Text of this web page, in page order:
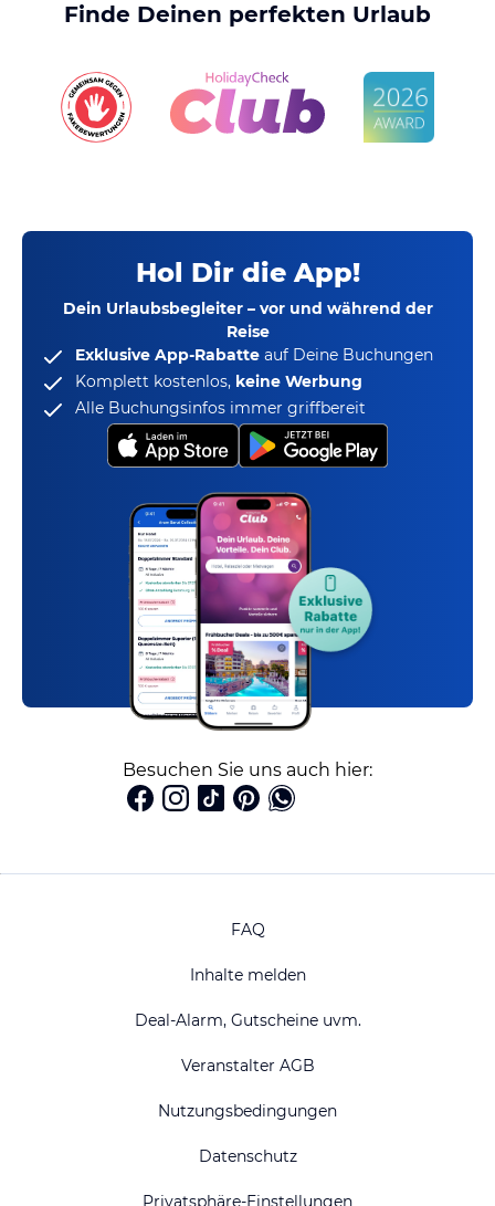
Finde Deinen perfekten Urlaub
Hol Dir die App!
Dein Urlaubsbegleiter – vor und während der
Reise
Exklusive App-Rabatte auf Deine Buchungen
Komplett kostenlos, keine Werbung
Alle Buchungsinfos immer griffbereit
Besuchen Sie uns auch hier:
FAQ
Inhalte melden
Deal-Alarm, Gutscheine uvm.
Veranstalter AGB
Nutzungsbedingungen
Datenschutz
Privatsphäre-Einstellungen